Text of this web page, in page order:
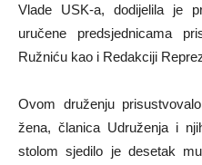
Vlade USK-a, dodijelila je
uručene predsjednicama
Ružniću kao i Redakciji
Ovom druženju
žena, članica Udruženja i
stolom sjedilo je desetak